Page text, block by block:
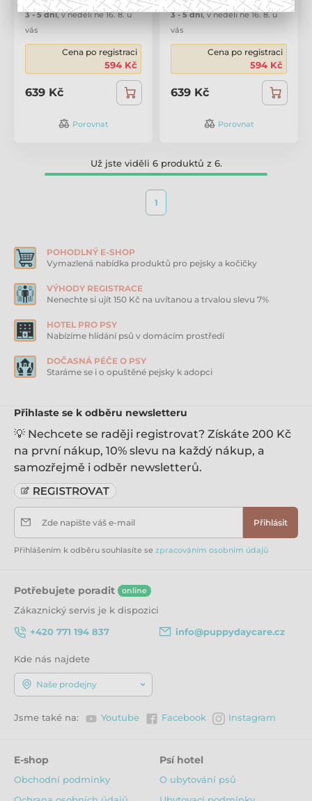
3 - 5 dní,v neděli ne 16. 8. u
vás
Cena po registraci
594 Kč
639 Kč
Porovnat
3 - 5 dní,v neděli ne 16. 8. u
vás
Cena po registraci
594 Kč
639 Kč
Porovnat
Už jste viděli 6 produktů z 6.
1
POHODLNÝ E-SHOP
Vymazlená nabídka produktů pro pejsky a kočičky
VÝHODY REGISTRACE
Nenechte si ujít 150 Kč na uvítanou a trvalou slevu 7%
HOTEL PRO PSY
Nabízíme hlídání psů v domácím prostředí
DOČASNÁ PÉČE O PSY
Staráme se i o opuštěné pejsky k adopci
Přihlaste se k odběru newsletteru
💡 Nechcete se raději registrovat? Získáte 200 Kč
na první nákup, 10% slevu na každý nákup, a
samozřejmě i odběr newsletterů.
Zde napište váš e-mail Přihlásit
Přihlášením k odběru souhlasíte se zpracováním osobním údajů
Potřebujete poradit online
Zákaznický servis je k dispozici
+420 771 194 837
info@puppydaycare.cz
Kde nás najdete
Naše prodejny
Jsme také na: Youtube Facebook Instagram
E-shop
Obchodní podmínky
Psí hotel
O ubytování psů